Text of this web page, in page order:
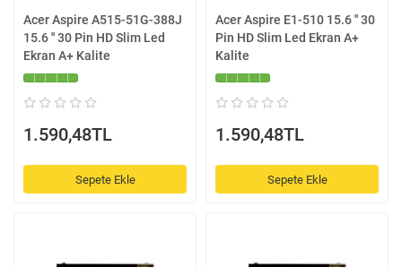
Acer Aspire A515-51G-388J
15.6 '' 30 Pin HD Slim Led
Ekran A+ Kalite
1.590,48TL
Sepete Ekle
Acer Aspire E1-510 15.6 '' 30
Pin HD Slim Led Ekran A+
Kalite
1.590,48TL
Sepete Ekle